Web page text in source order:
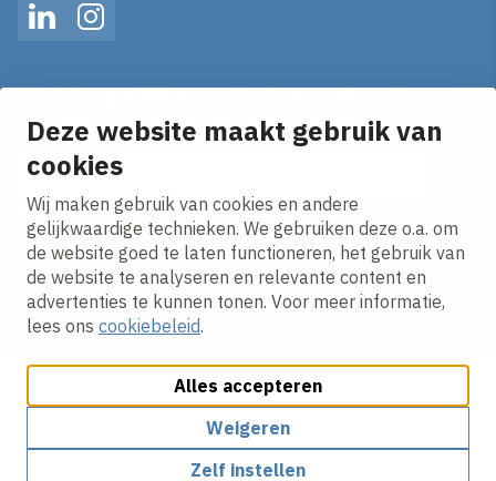
Deze website maakt gebruik van
cookies
Wij maken gebruik van cookies en andere
gelijkwaardige technieken. We gebruiken deze o.a. om
de website goed te laten functioneren, het gebruik van
de website te analyseren en relevante content en
advertenties te kunnen tonen. Voor meer informatie,
lees ons cookiebeleid.
Alles accepteren
Weigeren
Zelf instellen
LinkedInInstagram
Ontvang onze nieuws alerts in je mailbox!
E-mailadres
Ik ga akkoord met hetprivacy statement.
Cookies aanpassenCookie beleidPrivacy policy
Algemene Inkoopvoorwaarden